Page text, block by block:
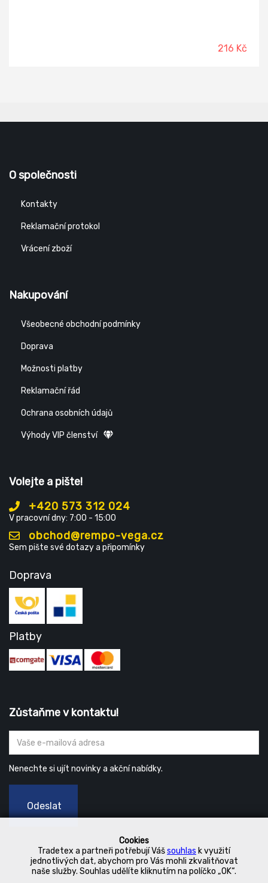
Cookies
Tradetex a partneři potřebují Vášsouhlas k využití
jednotlivých dat, abychom pro Vás mohli zkvalitňovat
naše služby. Souhlas udělíte kliknutím na políčko „OK“.
216 Kč
O společnosti
Kontakty
Reklamační protokol
Vrácení zboží
Nakupování
Všeobecné obchodní podmínky
Doprava
Možnosti platby
Reklamační řád
Ochrana osobních údajů
Výhody VIP členství
Volejte a pište!
+420 573 312 024
V pracovní dny: 7:00 - 15:00
obchod@rempo-vega.cz
Sem pište své dotazy a připomínky
Doprava
Platby
Zůstaňme v kontaktu!
Nenechte si ujít novinky a akční nabídky.
Odeslat